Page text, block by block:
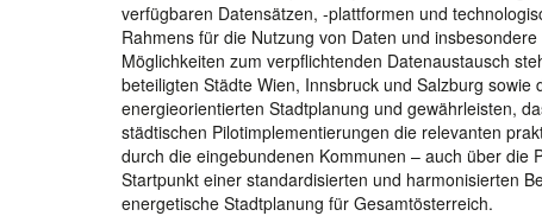
verfügbaren Datensätzen, -plattformen und
Rahmens für die Nutzung von Daten und
Möglichkeiten zum verpflichtenden Datenaustausch
beteiligten Städte Wien, Innsbruck und Salzburg
energieorientierten Stadtplanung und gewährleisten,
städtischen Pilotimplementierungen die relevanten
durch die eingebundenen Kommunen – auch über die
Startpunkt einer standardisierten und harmonisierten
energetische Stadtplanung für Gesamtösterreich.